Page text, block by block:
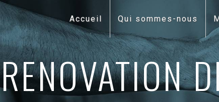
Accueil Qui sommes-nous
RENOVATION
Panneau de gestion des cookies